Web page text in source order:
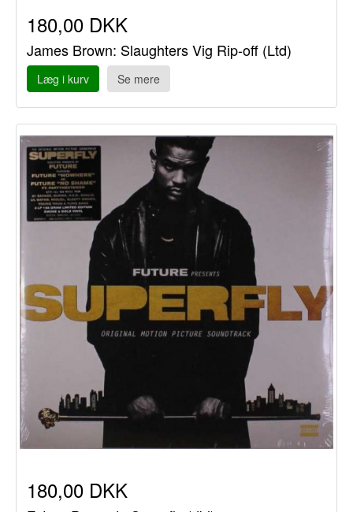
180,00 DKK
James Brown: Slaughters Vig Rip-off (Ltd)
Læg i kurv Se mere
180,00 DKK